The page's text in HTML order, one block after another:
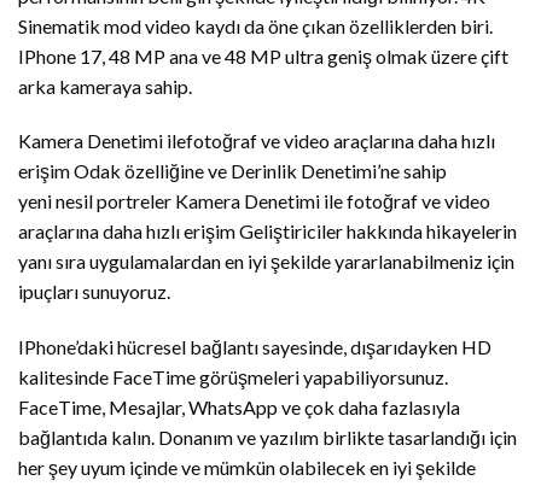
Sinematik mod video kaydı da öne çıkan özelliklerden biri.
IPhone 17, 48 MP ana ve 48 MP ultra geniş olmak üzere çift
arka kameraya sahip.
Kamera Denetimi ilefotoğraf ve video araçlarına daha hızlı
erişim Odak özelliğine ve Derinlik Denetimi’ne sahip
yeni nesil portreler Kamera Denetimi ile fotoğraf ve video
araçlarına daha hızlı erişim Geliştiriciler hakkında hikayelerin
yanı sıra uygulamalardan en iyi şekilde yararlanabilmeniz için
ipuçları sunuyoruz.
IPhone’daki hücresel bağlantı sayesinde, dışarıdayken HD
kalitesinde FaceTime görüşmeleri yapabiliyorsunuz.
FaceTime, Mesajlar, WhatsApp ve çok daha fazlasıyla
bağlantıda kalın. Donanım ve yazılım birlikte tasarlandığı için
her şey uyum içinde ve mümkün olabilecek en iyi şekilde